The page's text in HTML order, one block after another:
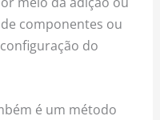
componentes ou
do
é um método